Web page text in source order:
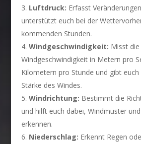
Luftdruck: Erfasst
unterstützt euch bei der
kommenden Stunden.
Windgeschwindigkeit: Misst die
Windgeschwindigkeit in Metern pro
Kilometern pro Stunde und gibt
Stärke des Windes.
Windrichtung: Bestimmt die
und hilft euch dabei, Windmuster
erkennen.
Niederschlag: Erkennt Regen